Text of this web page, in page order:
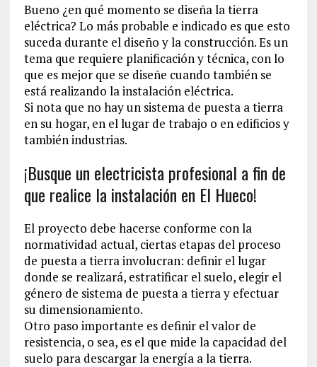
Bueno ¿en qué momento se diseña la tierra
eléctrica? Lo más probable e indicado es que esto
suceda durante el diseño y la construcción. Es un
tema que requiere planificación y técnica, con lo
que es mejor que se diseñe cuando también se
está realizando la instalación eléctrica.
Si nota que no hay un sistema de puesta a tierra
en su hogar, en el lugar de trabajo o en edificios y
también industrias.
¡Busque un electricista profesional a fin de
que realice la instalación en El Hueco!
El proyecto debe hacerse conforme con la
normatividad actual, ciertas etapas del proceso
de puesta a tierra involucran: definir el lugar
donde se realizará, estratificar el suelo, elegir el
género de sistema de puesta a tierra y efectuar
su dimensionamiento.
Otro paso importante es definir el valor de
resistencia, o sea, es el que mide la capacidad del
suelo para descargar la energía a la tierra.